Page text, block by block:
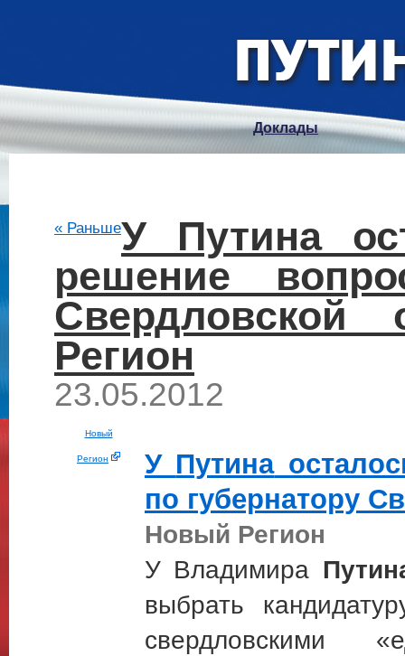
Доклады
« РаньшеУ Путина
решение
Регион
23.05.2012
Новый
Регион У Путина
по губернатору
Новый Регион
У Владимира
выбрать
свердловскими